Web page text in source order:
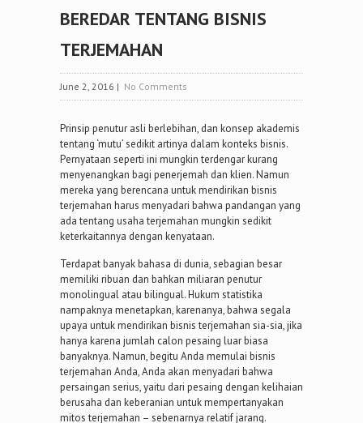
BEREDAR TENTANG BISNIS
TERJEMAHAN
June 2, 2016 | No Comments
Prinsip penutur asli berlebihan, dan konsep akademis
tentang ‘mutu’ sedikit artinya dalam konteks bisnis.
Pernyataan seperti ini mungkin terdengar kurang
menyenangkan bagi penerjemah dan klien. Namun
mereka yang berencana untuk mendirikan bisnis
terjemahan harus menyadari bahwa pandangan yang
ada tentang usaha terjemahan mungkin sedikit
keterkaitannya dengan kenyataan.
Terdapat banyak bahasa di dunia, sebagian besar
memiliki ribuan dan bahkan miliaran penutur
monolingual atau bilingual. Hukum statistika
nampaknya menetapkan, karenanya, bahwa segala
upaya untuk mendirikan bisnis terjemahan sia-sia, jika
hanya karena jumlah calon pesaing luar biasa
banyaknya. Namun, begitu Anda memulai bisnis
terjemahan Anda, Anda akan menyadari bahwa
persaingan serius, yaitu dari pesaing dengan kelihaian
berusaha dan keberanian untuk mempertanyakan
mitos terjemahan – sebenarnya relatif jarang.